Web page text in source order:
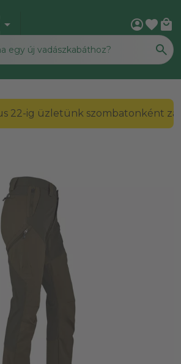
arrow_drop_down account_circlefavorite local_mall
augusztus 22-ig üzletünk